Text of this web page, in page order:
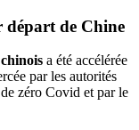
départ de Chine
a été accélérée
par les autorités
zéro Covid et par le